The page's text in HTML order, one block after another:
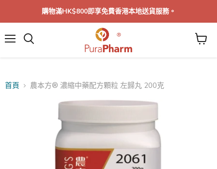
購物滿HK$800即享免費香港本地送貨服務。
首頁 農本方® 濃縮中藥配方顆粒 左歸丸 200克